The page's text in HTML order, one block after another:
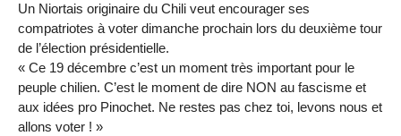
Un Niortais originaire du Chili veut encourager ses
compatriotes à voter dimanche prochain lors du deuxième tour
de l’élection présidentielle.
« Ce 19 décembre c’est un moment très important pour le
peuple chilien. C’est le moment de dire NON au fascisme et
aux idées pro Pinochet. Ne restes pas chez toi, levons nous et
allons voter ! »